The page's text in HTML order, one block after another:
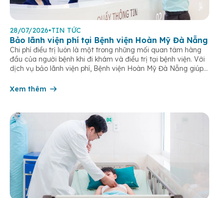
28/07/2026•TIN TỨC
Bảo lãnh viện phí tại Bệnh viện Hoàn Mỹ Đà Nẵng
Chi phí điều trị luôn là một trong những mối quan tâm hàng
đầu của người bệnh khi đi khám và điều trị tại bệnh viện. Với
dịch vụ bảo lãnh viện phí, Bệnh viện Hoàn Mỹ Đà Nẵng giúp
tục thanh toán […]
Xem thêm